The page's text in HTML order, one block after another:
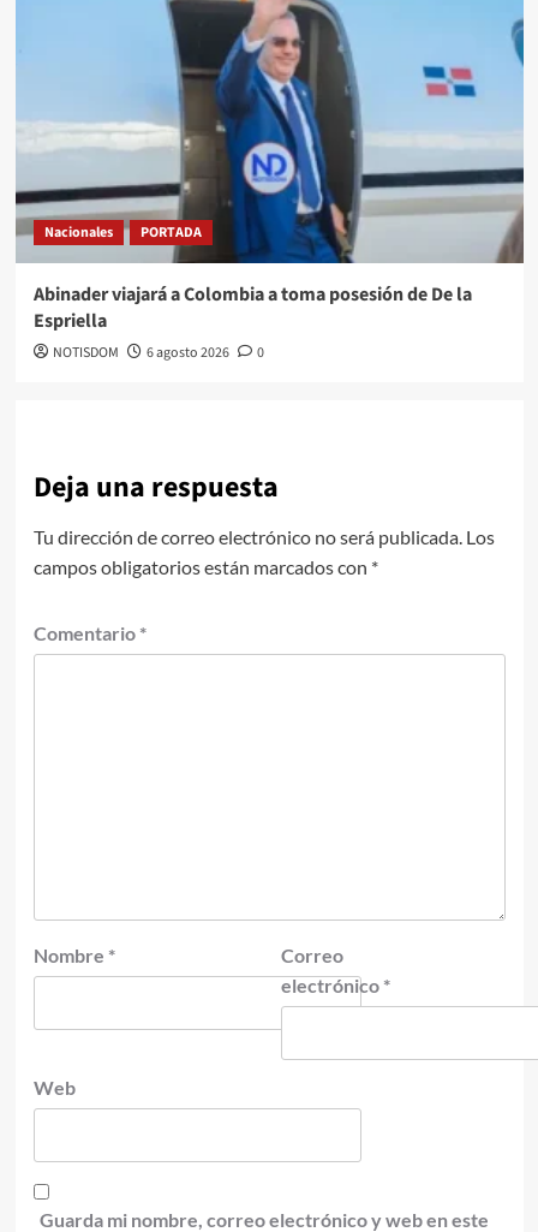
Nacionales PORTADA
Abinader viajará a Colombia a toma posesión de De la
Espriella
NOTISDOM 6 agosto 2026 0
Deja una respuesta
Tu dirección de correo electrónico no será publicada. Los
campos obligatorios están marcados con *
Comentario *
Nombre *
Correo
electrónico *
Web
Guarda mi nombre, correo electrónico y web en este